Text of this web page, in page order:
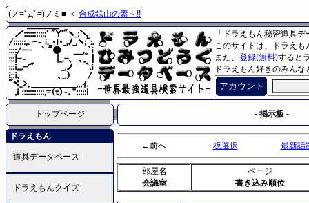
(ノ=ﾟдﾟ=)ノミ■ ＜ 合成鉱山の素～!!
「ドラえもん秘密道具
このサイトは、ドラえ
また、 登録(無料)すると
ドラえもん好きのみん
アカウント
トップページ - 掲示板 -
ドラえもん
道具データベース
ドラえもんクイズ
←前へ 板選択 最新話
部屋名
会議室
ページ
書き込み順位